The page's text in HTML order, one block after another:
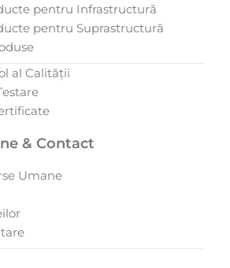
pentru Infrastructură
pentru Suprastructură
al Calității
& Contact
Umane